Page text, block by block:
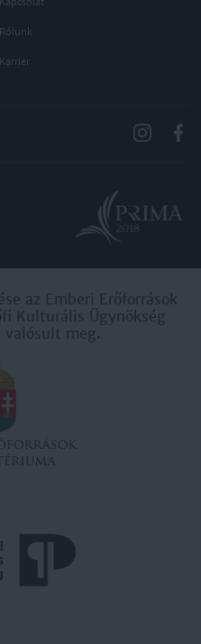
Rólunk
Karrier
az Emberi Erőforrások
Kulturális Ügynökség
valósult meg.